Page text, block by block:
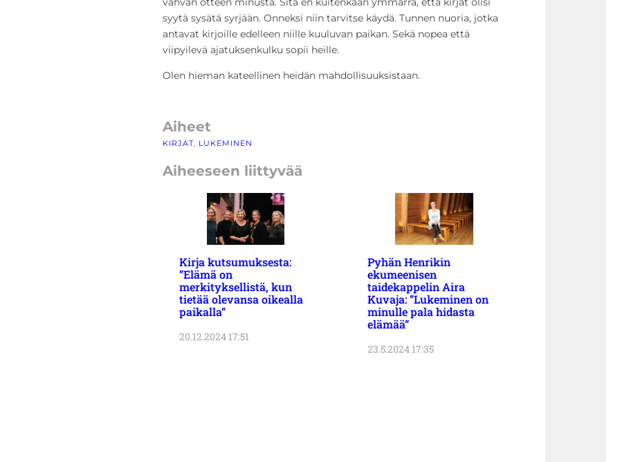
syytä sysätä syrjään. Onneksi niin tarvitse käydä. Tunnen nuoria, jotka
antavat kirjoille edelleen niille kuuluvan paikan. Sekä nopea että
viipyilevä ajatuksenkulku sopii heille.
Olen hieman kateellinen heidän mahdollisuuksistaan.
Aiheet
KIRJAT, LUKEMINEN
Aiheeseen liittyvää
Kirja kutsumuksesta:
”Elämä on
merkityksellistä, kun
tietää olevansa oikealla
paikalla”
20.12.2024 17:51
Pyhän Henrikin
ekumeenisen
taidekappelin Aira
Kuvaja: ”Lukeminen on
minulle pala hidasta
elämää”
23.5.2024 17:35